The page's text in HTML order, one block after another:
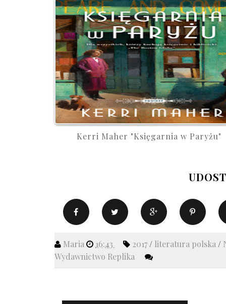
Kerri Maher "Księgarnia w Paryżu"
Maria 16:43 2017/ literatura polska /
Wydawnictwo Replika